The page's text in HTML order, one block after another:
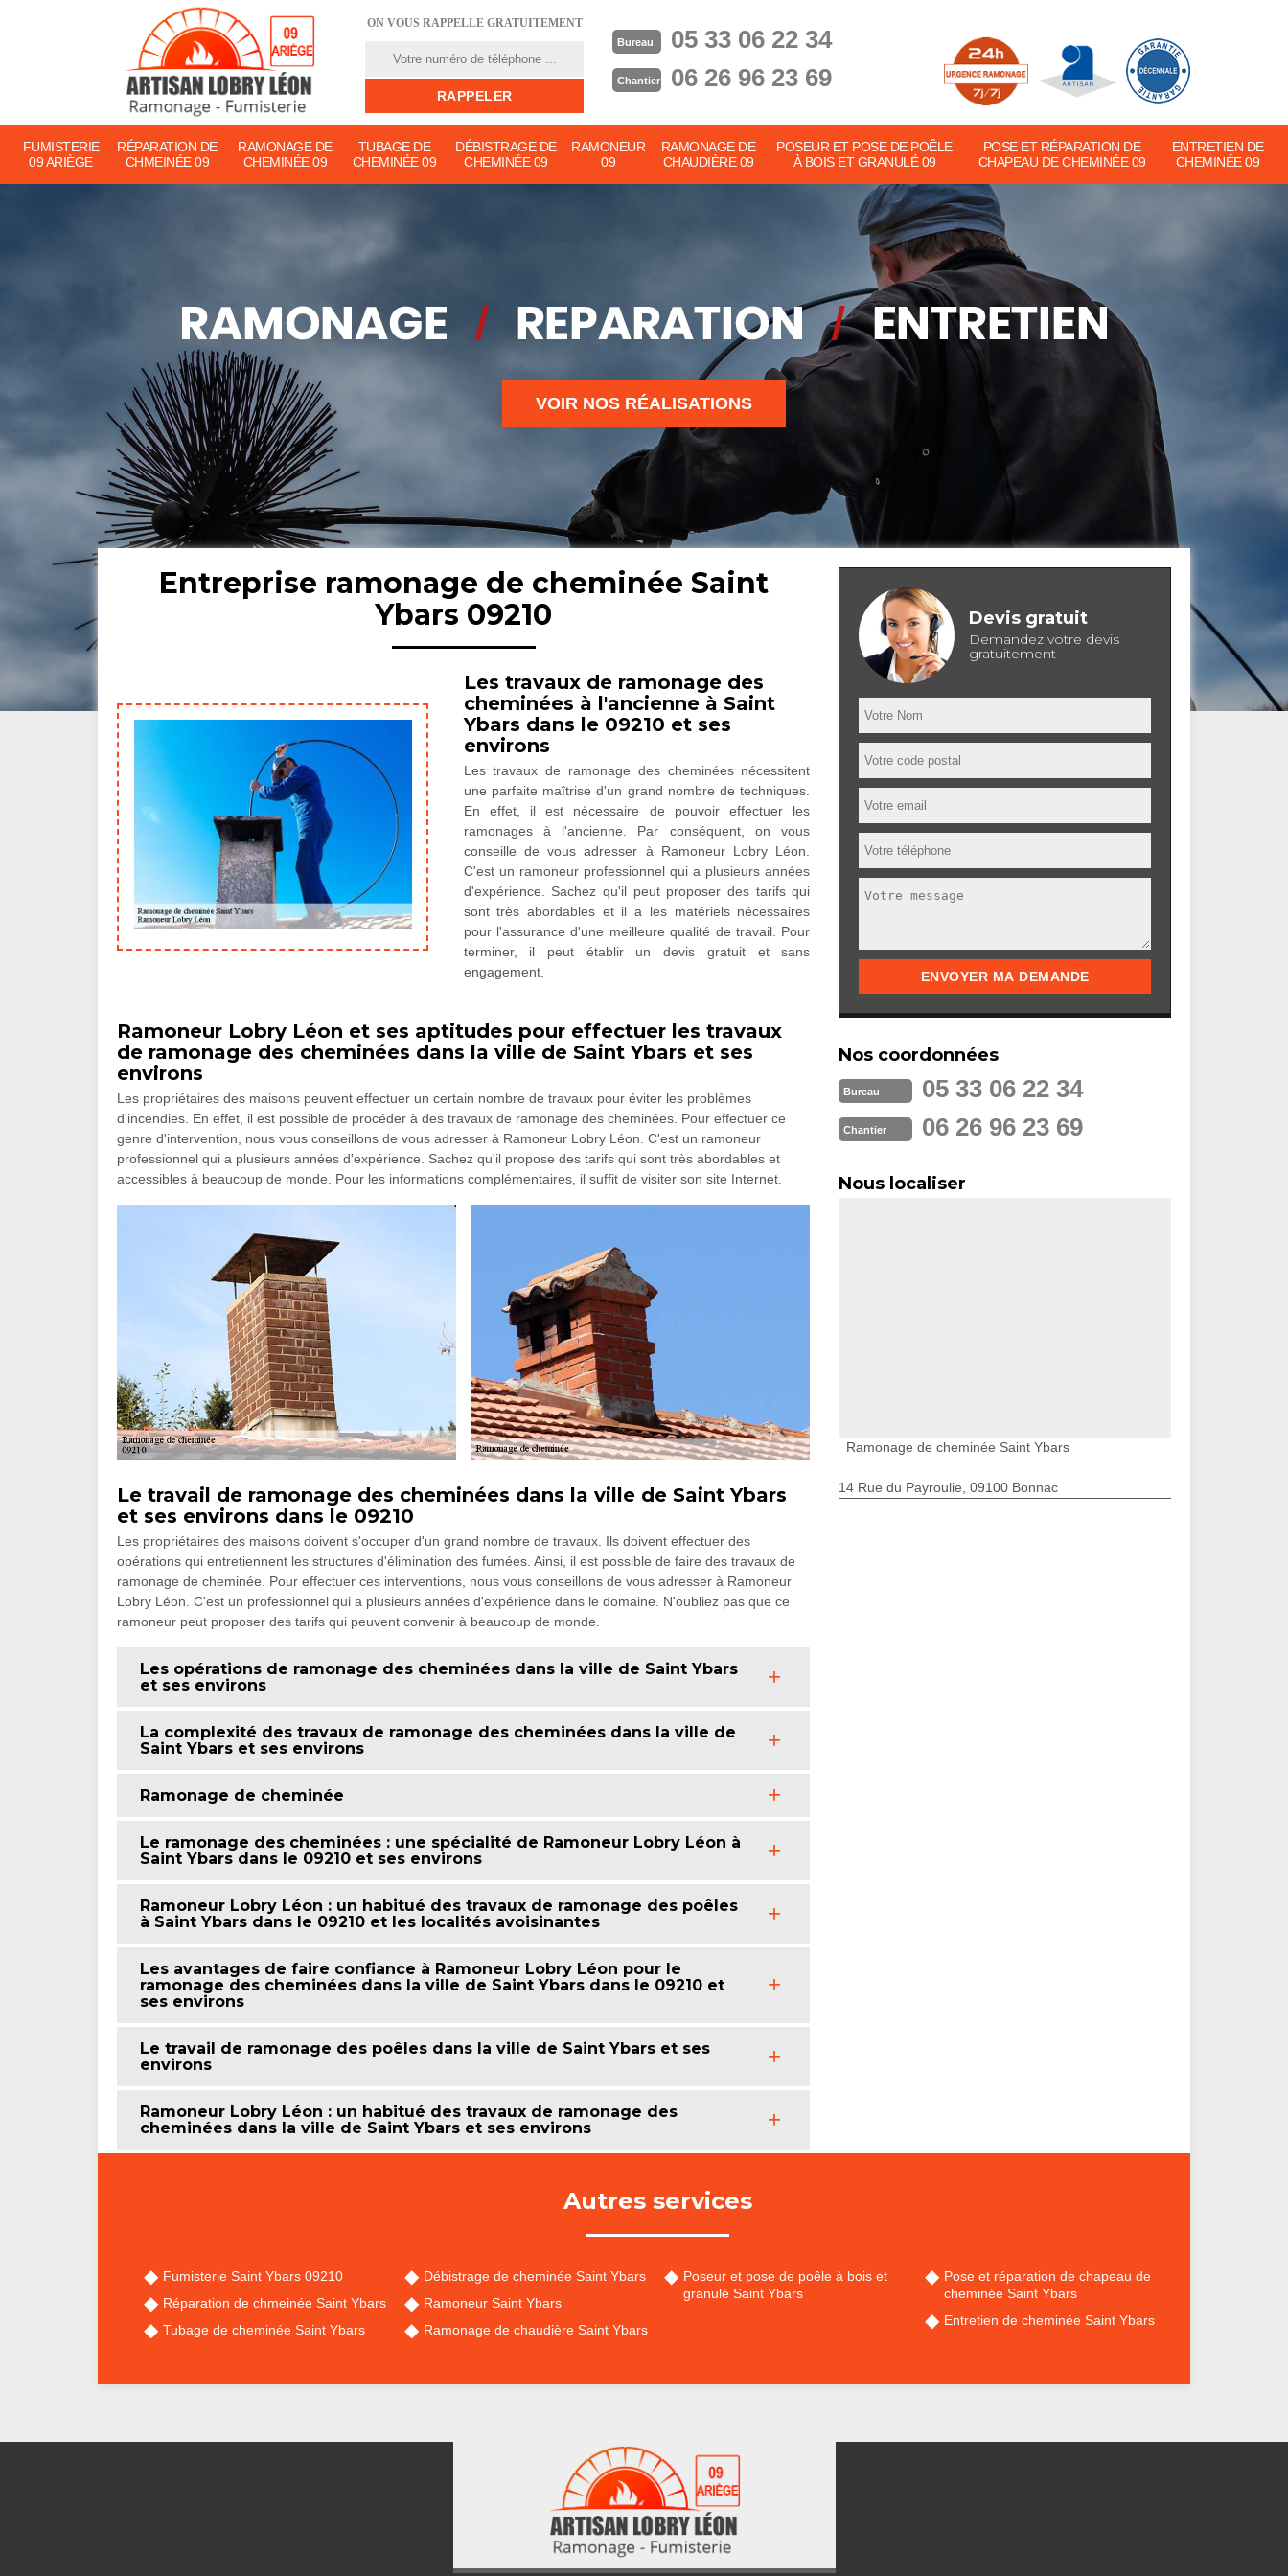
ON VOUS RAPPELLE GRATUITEMENT
Bureau 05 33 06 22 34
Chantier 06 26 96 23 69
FUMISTERIE
09 ARIÈGE
RÉPARATION DE
CHMEINÉE 09
RAMONAGE DE
CHEMINÉE 09
TUBAGE DE
CHEMINÉE 09
DÉBISTRAGE DE
CHEMINÉE 09
RAMONEUR
09
RAMONAGE DE
CHAUDIÈRE 09
POSEUR ET POSE DE POÊLE
À BOIS ET GRANULÉ 09
POSE ET RÉPARATION DE
CHAPEAU DE CHEMINÉE 09
ENTRETIEN DE
CHEMINÉE 09
VOIR NOS RÉALISATIONS
Entreprise ramonage de cheminée Saint
Ybars 09210
Les travaux de ramonage des
cheminées à l'ancienne à Saint
Ybars dans le 09210 et ses
environs
Les travaux de ramonage des cheminées nécessitent
une parfaite maîtrise d'un grand nombre de techniques.
En effet, il est nécessaire de pouvoir effectuer les
ramonages à l'ancienne. Par conséquent, on vous
conseille de vous adresser à Ramoneur Lobry Léon.
C'est un ramoneur professionnel qui a plusieurs années
d'expérience. Sachez qu'il peut proposer des tarifs qui
sont très abordables et il a les matériels nécessaires
pour l'assurance d'une meilleure qualité de travail. Pour
terminer, il peut établir un devis gratuit et sans
engagement.
Ramoneur Lobry Léon et ses aptitudes pour effectuer les travaux
de ramonage des cheminées dans la ville de Saint Ybars et ses
environs
Les propriétaires des maisons peuvent effectuer un certain nombre de travaux pour éviter les problèmes
d'incendies. En effet, il est possible de procéder à des travaux de ramonage des cheminées. Pour effectuer ce
genre d'intervention, nous vous conseillons de vous adresser à Ramoneur Lobry Léon. C'est un ramoneur
professionnel qui a plusieurs années d'expérience. Sachez qu'il propose des tarifs qui sont très abordables et
accessibles à beaucoup de monde. Pour les informations complémentaires, il suffit de visiter son site Internet.
Le travail de ramonage des cheminées dans la ville de Saint Ybars
et ses environs dans le 09210
Les propriétaires des maisons doivent s'occuper d'un grand nombre de travaux. Ils doivent effectuer des
opérations qui entretiennent les structures d'élimination des fumées. Ainsi, il est possible de faire des travaux de
ramonage de cheminée. Pour effectuer ces interventions, nous vous conseillons de vous adresser à Ramoneur
Lobry Léon. C'est un professionnel qui a plusieurs années d'expérience dans le domaine. N'oubliez pas que ce
ramoneur peut proposer des tarifs qui peuvent convenir à beaucoup de monde.
Les opérations de ramonage des cheminées dans la ville de Saint Ybars
et ses environs
La complexité des travaux de ramonage des cheminées dans la ville de
Saint Ybars et ses environs
Ramonage de cheminée
Le ramonage des cheminées : une spécialité de Ramoneur Lobry Léon à
Saint Ybars dans le 09210 et ses environs
Ramoneur Lobry Léon : un habitué des travaux de ramonage des poêles
à Saint Ybars dans le 09210 et les localités avoisinantes
Les avantages de faire confiance à Ramoneur Lobry Léon pour le
ramonage des cheminées dans la ville de Saint Ybars dans le 09210 et
ses environs
Le travail de ramonage des poêles dans la ville de Saint Ybars et ses
environs
Ramoneur Lobry Léon : un habitué des travaux de ramonage des
cheminées dans la ville de Saint Ybars et ses environs
Devis gratuit
Demandez votre devis
gratuitement
Nos coordonnées
Bureau 05 33 06 22 34
Chantier 06 26 96 23 69
Nous localiser
Ramonage de cheminée Saint Ybars
14 Rue du Payroulie, 09100 Bonnac
Autres services
Fumisterie Saint Ybars 09210
Réparation de chmeinée Saint Ybars
Tubage de cheminée Saint Ybars
Débistrage de cheminée Saint Ybars
Ramoneur Saint Ybars
Ramonage de chaudière Saint Ybars
Poseur et pose de poêle à bois et
granulé Saint Ybars
Pose et réparation de chapeau de
cheminée Saint Ybars
Entretien de cheminée Saint Ybars